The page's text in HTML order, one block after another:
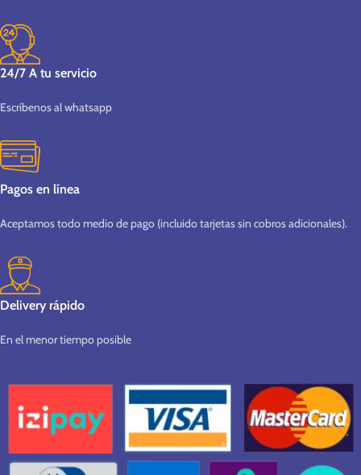
24/7 A tu servicio
Escríbenos al whatsapp
Pagos en línea
Aceptamos todo medio de pago (incluido tarjetas sin cobros adicionales).
Delivery rápido
En el menor tiempo posible